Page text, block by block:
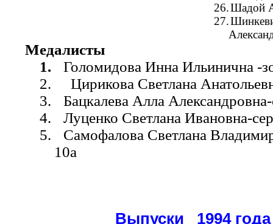
26.Шадой
27.
Медалисты
1.
Голомидова Инна Ильинична -
2.
Цирикова Светлана
3.
Бацкалева Алла
4.
Луценко Светлана Ивановна-
5.
Самофалова Светлана
10а
Выпуски 1994 года